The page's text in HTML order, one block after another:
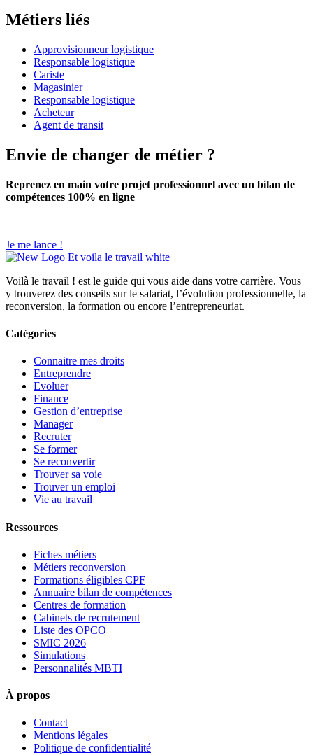
Métiers liés
Approvisionneur logistique
Responsable logistique
Cariste
Magasinier
Responsable logistique
Acheteur
Agent de transit
Envie de changer de métier ?
Reprenez en main votre projet professionnel avec un bilan de
compétences 100% en ligne
Je me lance !
Voilà le travail ! est le guide qui vous aide dans votre carrière. Vous
y trouverez des conseils sur le salariat, l’évolution professionnelle, la
reconversion, la formation ou encore l’entrepreneuriat.
Catégories
Connaitre mes droits
Entreprendre
Evoluer
Finance
Gestion d’entreprise
Manager
Recruter
Se former
Se reconvertir
Trouver sa voie
Trouver un emploi
Vie au travail
Ressources
Fiches métiers
Métiers reconversion
Formations éligibles CPF
Annuaire bilan de compétences
Centres de formation
Cabinets de recrutement
Liste des OPCO
SMIC 2026
Simulations
Personnalités MBTI
À propos
Contact
Mentions légales
Politique de confidentialité